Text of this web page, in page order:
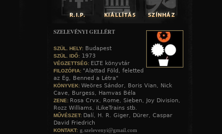
SZELEVÉNYI GELLÉRT
SZÜL. HELY: Budapest
SZÜL. IDŐ: 1973
VÉGZETTSÉG: ELTE könyvtár
FILOZÓFIA: "Alattad Föld, feletted
az Ég, Benned a Létra"
KÖNYVEK: Weöres Sándor, Boris Vian, Nick
Cave, Burgess, Hamvas Béla
ZENE: Rosa Crvx, Rome, Sieben, Joy Division,
Rozz Williams, iLikeTrains stb.
MŰVÉSZET: Dalí, H. R. Giger, Dürer, Caspar
David Friedrich
KONTAKT: g.szelevenyi@gmail.com